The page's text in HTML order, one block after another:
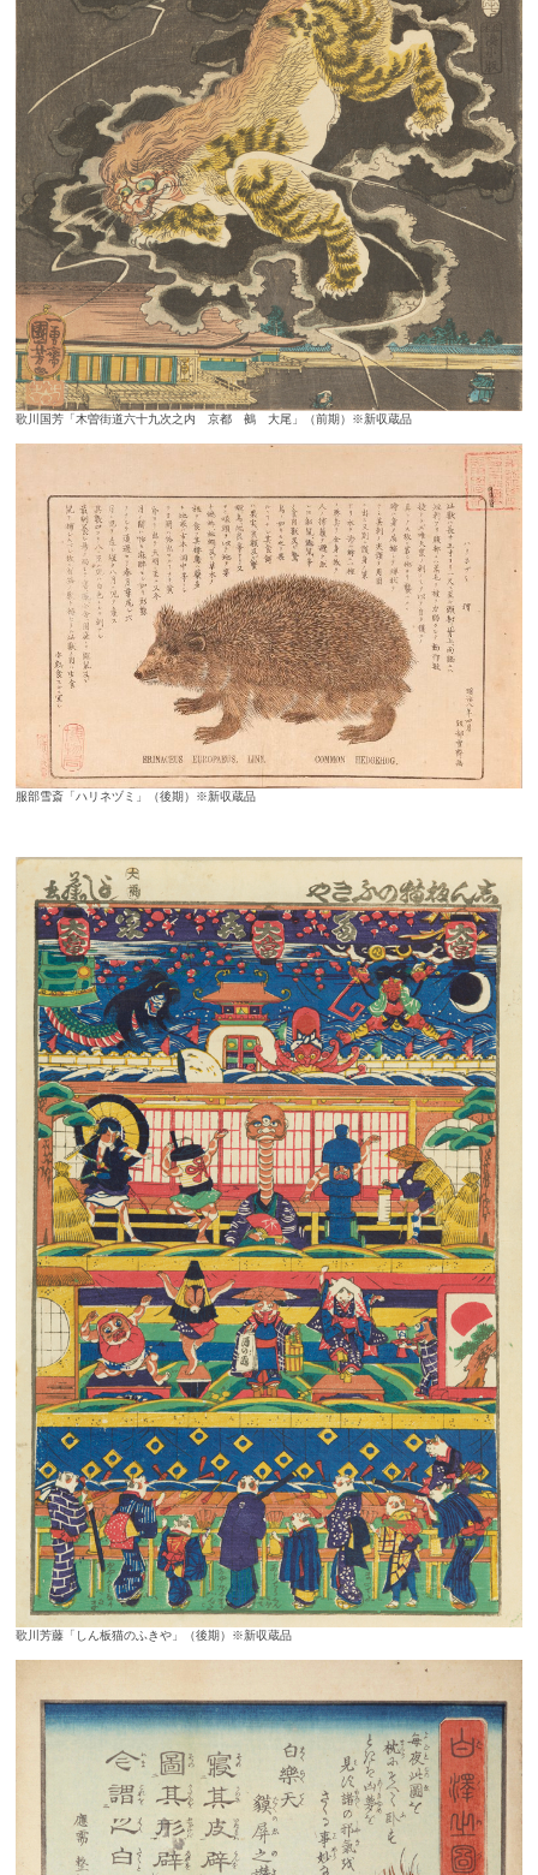
歌川国芳「木曽街道六十九次之内 京都 鵺 大尾」（前期）※新収蔵品
服部雪斎「ハリネヅミ」（後期）※新収蔵品
歌川芳藤「しん板猫のふきや」（後期）※新収蔵品